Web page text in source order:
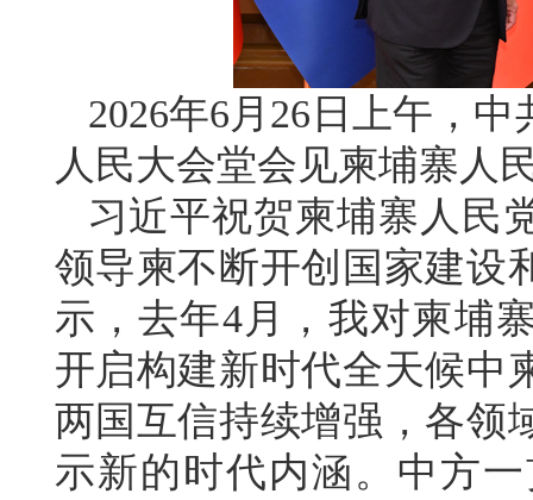
2026年6月26日上午，
人民大会堂会见柬埔寨人
习近平祝贺柬埔寨人民
领导柬不断开创国家建设
示，去年4月，我对柬埔
开启构建新时代全天候中
两国互信持续增强，各领
示新的时代内涵。中方